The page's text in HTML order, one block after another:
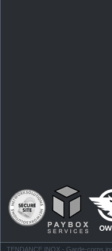
TENDANCE INOX - Garde-corps